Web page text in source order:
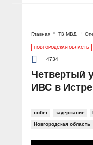
Главная ТВ МВД
НОВГОРОДСКАЯ ОБЛАСТЬ
4734
Четвертый
ИВС в
побег задержание
Новгородская область